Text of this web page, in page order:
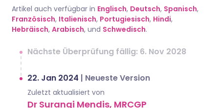
Artikel auch verfügbar in Englisch, Deutsch, Spanisch,
Französisch, Italienisch, Portugiesisch, Hindi,
Hebräisch, Arabisch, und Schwedisch.
Nächste Überprüfung fällig: 6. Nov 2028
22. Jan 2024 | Neueste Version
Zuletzt aktualisiert von
Dr Surangi Mendis, MRCGP